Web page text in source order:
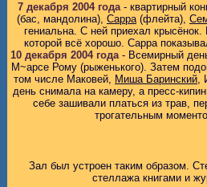
7 декабря 2004 года- квартирный
(бас, мандолина), Сарра(флейта),
гениальна. С ней приехал
которой всё хорошо. Сарра
10 декабря 2004 года- Всемирный
М~арсе Рому (рыженького). Затем
том числе Маковей, Миша Баринский,
день снимала на камеру, а пресс-
себе зашивали платься из трав,
трогательным
Зал был устроен таким образом.
стеллажа книгами и